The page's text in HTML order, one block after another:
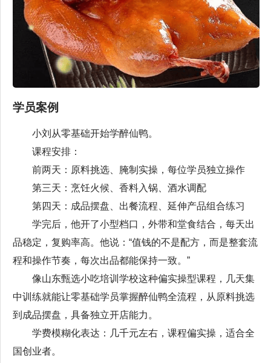
学员案例
小刘从零基础开始学醉仙鸭。
课程安排：
前两天：原料挑选、腌制实操，每位学员独立操作
第三天：烹饪火候、香料入锅、酒水调配
第四天：成品摆盘、出餐流程、延伸产品组合练习
学完后，他开了小型档口，外带和堂食结合，每天出
品稳定，复购率高。他说：“值钱的不是配方，而是整套流
程和操作节奏，每次出品都能保持一致。”
像山东甄选小吃培训学校这种偏实操型课程，几天集
中训练就能让零基础学员掌握醉仙鸭全流程，从原料挑选
到成品摆盘，具备独立开店能力。
学费模糊化表达：几千元左右，课程偏实操，适合全
国创业者。